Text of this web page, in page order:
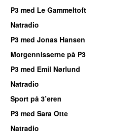
P3 med Le Gammeltoft
Natradio
P3 med Jonas Hansen
Morgennisserne på P3
P3 med Emil Nørlund
Natradio
Sport på 3’eren
P3 med Sara Otte
Natradio